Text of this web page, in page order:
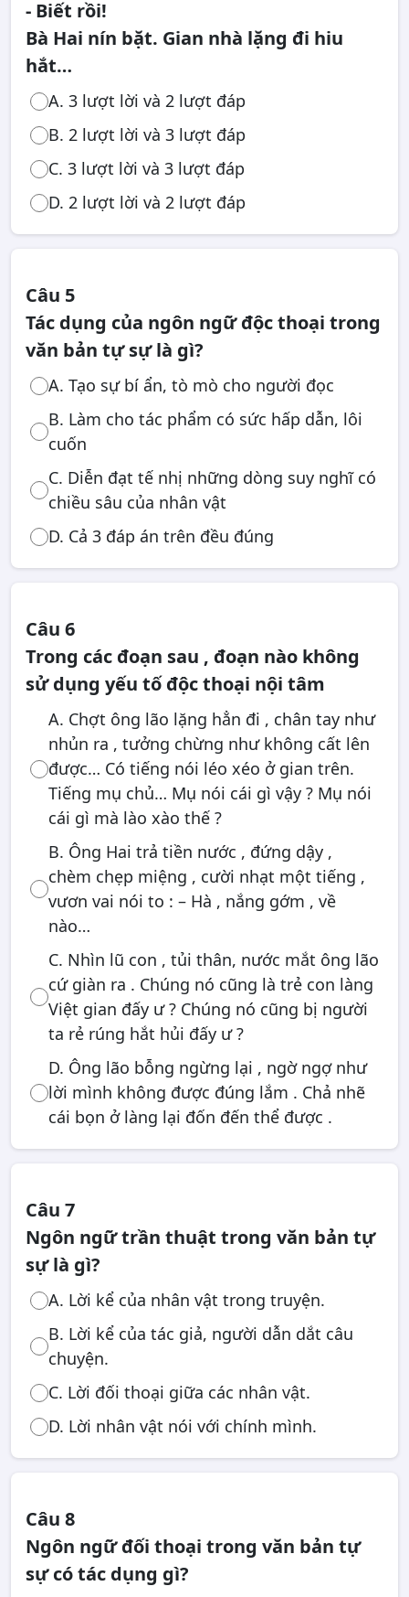
- Biết rồi!
Bà Hai nín bặt. Gian nhà lặng đi hiu
hắt…
A. 3 lượt lời và 2 lượt đáp
B. 2 lượt lời và 3 lượt đáp
C. 3 lượt lời và 3 lượt đáp
D. 2 lượt lời và 2 lượt đáp
Câu 5
Tác dụng của ngôn ngữ độc thoại trong
văn bản tự sự là gì?
A. Tạo sự bí ẩn, tò mò cho người đọc
B. Làm cho tác phẩm có sức hấp dẫn, lôi
cuốn
C. Diễn đạt tế nhị những dòng suy nghĩ có
chiều sâu của nhân vật
D. Cả 3 đáp án trên đều đúng
Câu 6
Trong các đoạn sau , đoạn nào không
sử dụng yếu tố độc thoại nội tâm
A. Chợt ông lão lặng hẳn đi , chân tay như
nhủn ra , tưởng chừng như không cất lên
được… Có tiếng nói léo xéo ở gian trên.
Tiếng mụ chủ… Mụ nói cái gì vậy ? Mụ nói
cái gì mà lào xào thế ?
B. Ông Hai trả tiền nước , đứng dậy ,
chèm chẹp miệng , cười nhạt một tiếng ,
vươn vai nói to : – Hà , nắng gớm , về
nào…
C. Nhìn lũ con , tủi thân, nước mắt ông lão
cứ giàn ra . Chúng nó cũng là trẻ con làng
Việt gian đấy ư ? Chúng nó cũng bị người
ta rẻ rúng hắt hủi đấy ư ?
D. Ông lão bỗng ngừng lại , ngờ ngợ như
lời mình không được đúng lắm . Chả nhẽ
cái bọn ở làng lại đốn đến thể được .
Câu 7
Ngôn ngữ trần thuật trong văn bản tự
sự là gì?
A. Lời kể của nhân vật trong truyện.
B. Lời kể của tác giả, người dẫn dắt câu
chuyện.
C. Lời đối thoại giữa các nhân vật.
D. Lời nhân vật nói với chính mình.
Câu 8
Ngôn ngữ đối thoại trong văn bản tự
sự có tác dụng gì?